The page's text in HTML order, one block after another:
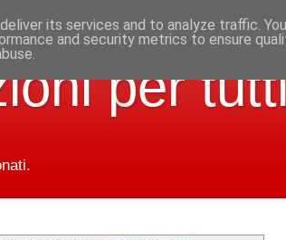
per
its services and to analyze traffic.
and security metrics to ensure